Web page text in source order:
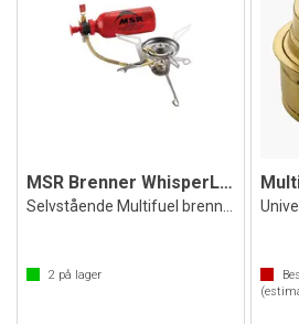
MSR Brenner WhisperLite
2 på lager